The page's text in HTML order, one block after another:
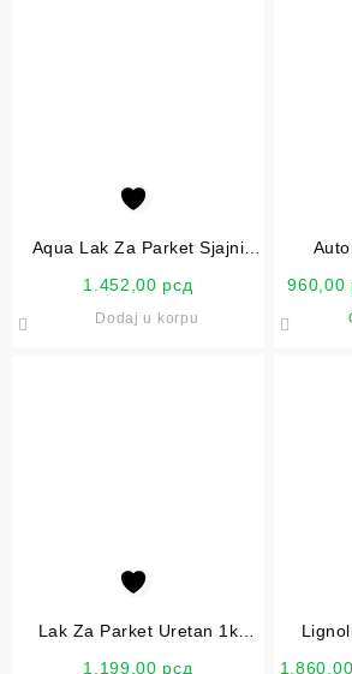
Aqua Lak Za Parket Sjajni
1.452,00 рсд
Dodaj u korpu
960,00
Lak Za Parket Uretan 1k
1.199,00 рсд 1.860,00